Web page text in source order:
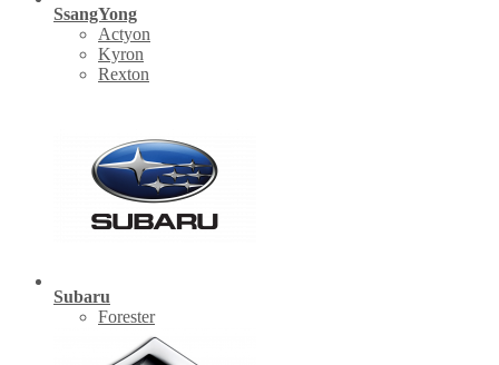
SsangYong
Actyon
Kyron
Rexton
Subaru
Forester